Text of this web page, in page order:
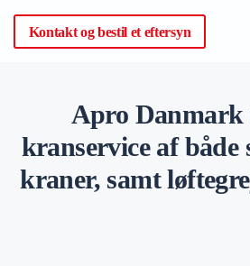
Kontakt og bestil et eftersyn
Apro Danmark
kranservice af både
kraner, samt